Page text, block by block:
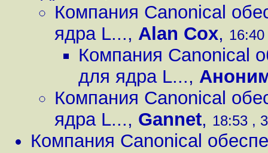
Компания Canonical
ядра L..., Alan Cox,
Компания Canonical
для ядра L...,
Компания Canonical
ядра L..., Gannet, 18:53 ,
Компания Canonical